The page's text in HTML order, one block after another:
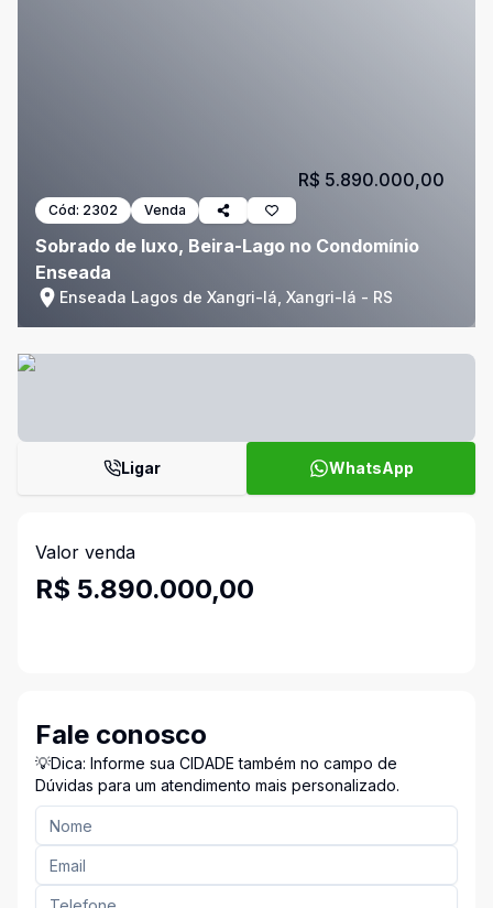
Cód: 2302 Venda
Sobrado de luxo, Beira-Lago no Condomínio
Enseada
Enseada Lagos de Xangri-lá, Xangri-lá - RS
R$ 5.890.000,00
Ligar WhatsApp
Valor venda
R$ 5.890.000,00
Fale conosco
💡Dica: Informe sua CIDADE também no campo de
Dúvidas para um atendimento mais personalizado.